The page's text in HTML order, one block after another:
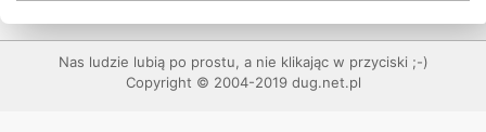
Nas ludzie lubią po prostu, a nie klikając w przyciski ;-)
Copyright © 2004-2019 dug.net.pl